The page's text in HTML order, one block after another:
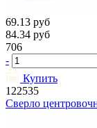
69.13 руб
84.34 руб
706
-
Купить
122535
Сверло